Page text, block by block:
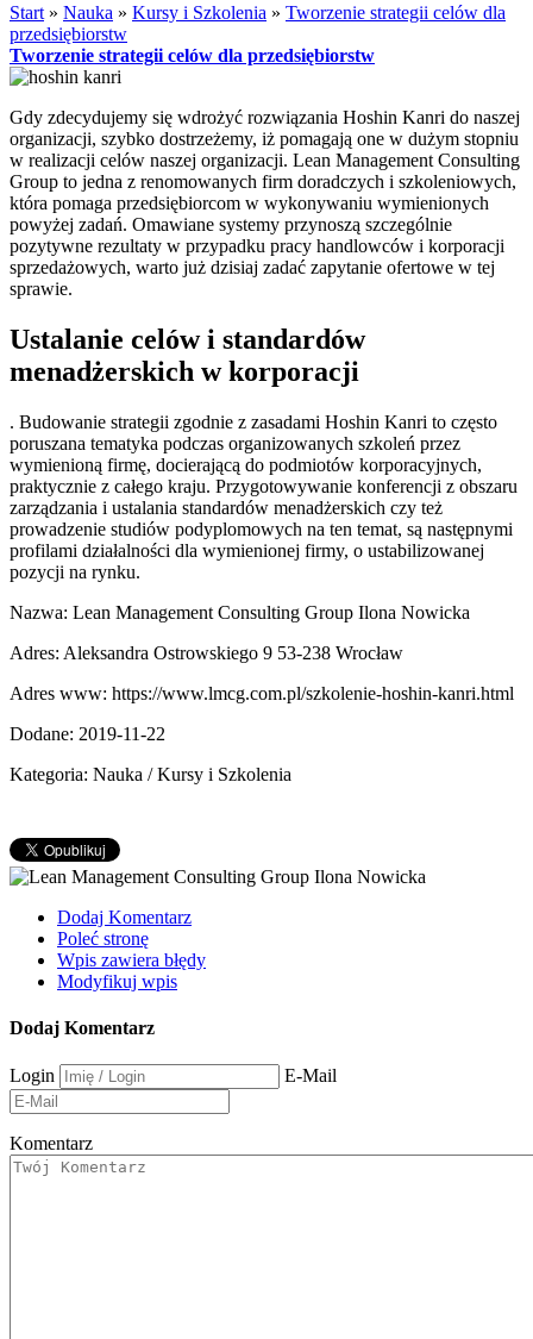
Start » Nauka » Kursy i Szkolenia » Tworzenie strategii celów dla
przedsiębiorstw
Tworzenie strategii celów dla przedsiębiorstw
Gdy zdecydujemy się wdrożyć rozwiązania Hoshin Kanri do naszej
organizacji, szybko dostrzeżemy, iż pomagają one w dużym stopniu
w realizacji celów naszej organizacji. Lean Management Consulting
Group to jedna z renomowanych firm doradczych i szkoleniowych,
która pomaga przedsiębiorcom w wykonywaniu wymienionych
powyżej zadań. Omawiane systemy przynoszą szczególnie
pozytywne rezultaty w przypadku pracy handlowców i korporacji
sprzedażowych, warto już dzisiaj zadać zapytanie ofertowe w tej
sprawie.
Ustalanie celów i standardów
menadżerskich w korporacji
. Budowanie strategii zgodnie z zasadami Hoshin Kanri to często
poruszana tematyka podczas organizowanych szkoleń przez
wymienioną firmę, docierającą do podmiotów korporacyjnych,
praktycznie z całego kraju. Przygotowywanie konferencji z obszaru
zarządzania i ustalania standardów menadżerskich czy też
prowadzenie studiów podyplomowych na ten temat, są następnymi
profilami działalności dla wymienionej firmy, o ustabilizowanej
pozycji na rynku.
Nazwa: Lean Management Consulting Group Ilona Nowicka
Adres: Aleksandra Ostrowskiego 9 53-238 Wrocław
Adres www: https://www.lmcg.com.pl/szkolenie-hoshin-kanri.html
Dodane: 2019-11-22
Kategoria: Nauka / Kursy i Szkolenia
Dodaj Komentarz
Poleć stronę
Wpis zawiera błędy
Modyfikuj wpis
Dodaj Komentarz
Login E-Mail
Komentarz